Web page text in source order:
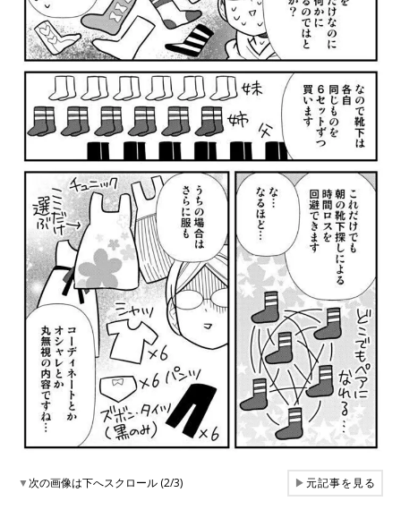
▼次の画像は下へスクロール (2/3) ▶元記事を見る